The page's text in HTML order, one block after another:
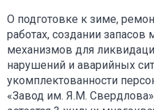
О подготовке к зиме,
работах, создании запасов
механизмов для
нарушений и аварийных
укомплектованности
«Завод им. Я.М.